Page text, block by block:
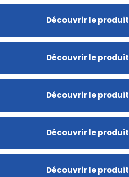
Découvrir le produit
Découvrir le produit
Découvrir le produit
Découvrir le produit
Découvrir le produit